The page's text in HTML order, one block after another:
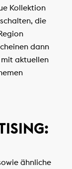
Kollektion
die
dann
mit aktuellen
ähnliche